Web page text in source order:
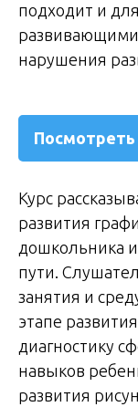
подходит и
нарушения
Курс
развития
дошкольника
пути.
занятия и
этапе
диагностику
навыков
развития